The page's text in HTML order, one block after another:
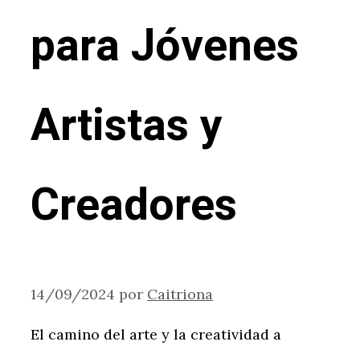
para Jóvenes
Artistas y
Creadores
14/09/2024 por Caitriona
El camino del arte y la creatividad a